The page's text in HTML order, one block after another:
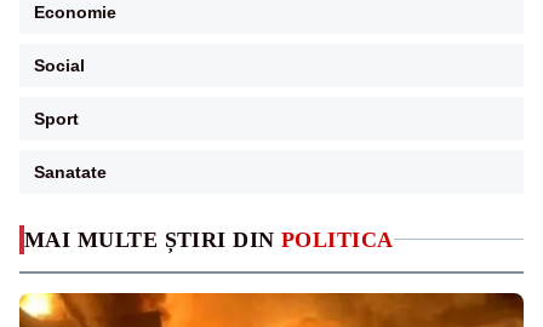
MAI MULTE ȘTIRI DIN POLITICA
Economie
Social
Sport
Sanatate